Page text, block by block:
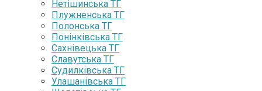
Нетішинська ТГ
Плужненська ТГ
Полонська ТГ
Понінківська ТГ
Сахнівецька ТГ
Славутська ТГ
Судилківська ТГ
Улашанівська ТГ